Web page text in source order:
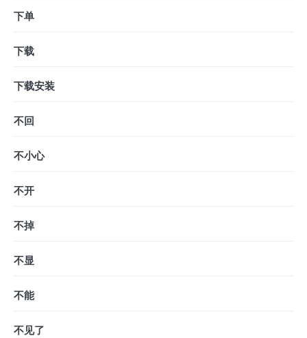
下单
下载
下载安装
不回
不小心
不开
不掉
不显
不能
不见了